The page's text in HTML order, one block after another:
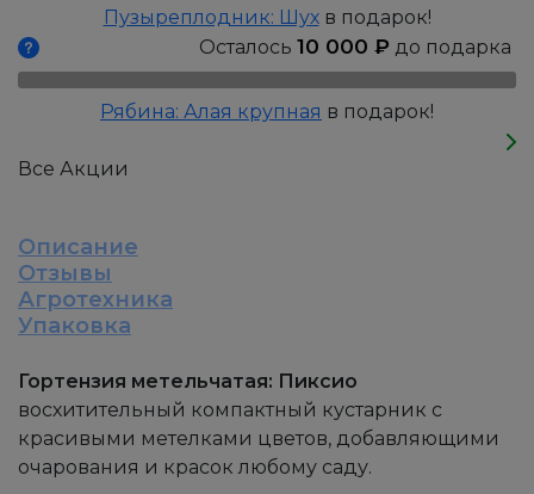
Пузыреплодник: Шухв подарок!
Осталось 10 000 ₽ до подарка
Рябина: Алая крупная в подарок!
Все Акции
Описание
Отзывы
Агротехника
Упаковка
Гортензия метельчатая: Пиксио
восхитительный компактный кустарник с
красивыми метелками цветов, добавляющими
очарования и красок любому саду.